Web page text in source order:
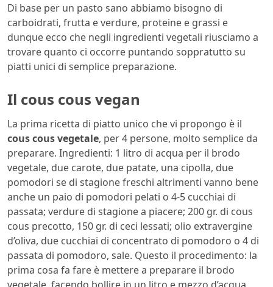
Di base per un pasto sano abbiamo bisogno di
carboidrati, frutta e verdure, proteine e grassi e
dunque ecco che negli ingredienti vegetali riusciamo a
trovare quanto ci occorre puntando soppratutto su
piatti unici di semplice preparazione.
Il cous cous vegan
La prima ricetta di piatto unico che vi propongo è il
cous cous vegetale, per 4 persone, molto semplice da
preparare. Ingredienti: 1 litro di acqua per il brodo
vegetale, due carote, due patate, una cipolla, due
pomodori se di stagione freschi altrimenti vanno bene
anche un paio di pomodori pelati o 4-5 cucchiai di
passata; verdure di stagione a piacere; 200 gr. di cous
cous precotto, 150 gr. di ceci lessati; olio extravergine
d’oliva, due cucchiai di concentrato di pomodoro o 4 di
passata di pomodoro, sale. Questo il procedimento: la
prima cosa fa fare è mettere a preparare il brodo
vegetale, facendo bollire in un litro e mezzo d’acqua,